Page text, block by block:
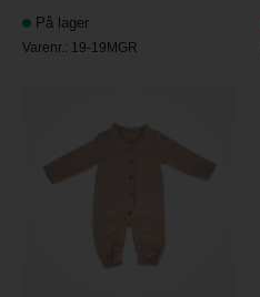
På lager
Varenr.: 19-19MGR